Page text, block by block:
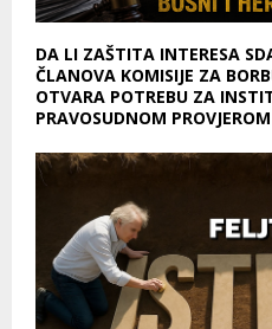
DA LI ZAŠTITA INTERESA
ČLANOVA KOMISIJE ZA
OTVARA POTREBU ZA
PRAVOSUDNOM